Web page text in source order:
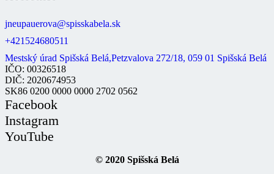
jneupauerova@spisskabela.sk
+421524680511
Mestský úrad Spišská Belá,Petzvalova 272/18, 059 01 Spišská Belá
IČO: 00326518
DIČ: 2020674953
SK86 0200 0000 0000 2702 0562
Facebook
Instagram
YouTube
© 2020 Spišská Belá